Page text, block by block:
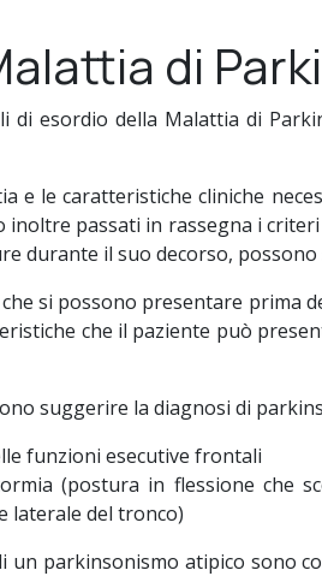
di
esordio della Malattia di
e le caratteristiche cliniche
inoltre passati in rassegna i
durante il suo decorso,
si possono presentare prima
che il paziente può
suggerire la diagnosi di
funzioni esecutive frontali
(postura in flessione che
laterale del tronco)
un parkinsonismo atipico sono